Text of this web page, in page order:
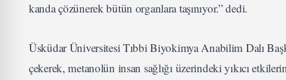
kanda çözünerek bütün organlara taşınıyor.” dedi.
Üsküdar Üniversitesi Tıbbi Biyokimya Anabilim Dalı
çekerek, metanolün insan sağlığı üzerindeki yıkıcı